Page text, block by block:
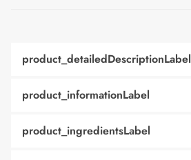
product_detailedDescriptionLabel
product_informationLabel
product_ingredientsLabel